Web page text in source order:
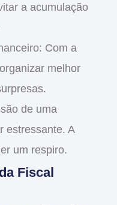
a acumulação
: Com a
melhor
de uma
estressante. A
um respiro.
Fiscal